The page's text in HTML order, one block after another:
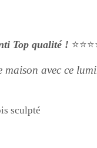
Top qualité !
avec ce
sculpté